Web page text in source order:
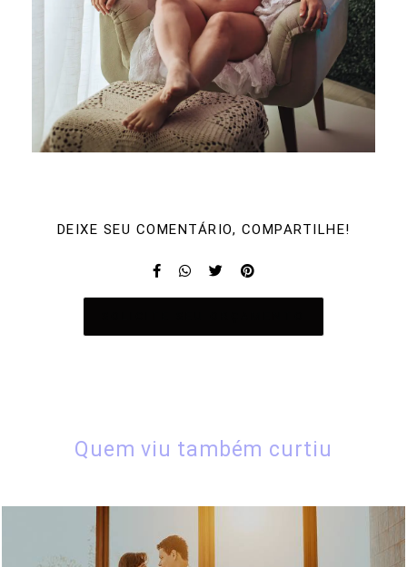
DEIXE SEU COMENTÁRIO, COMPARTILHE!
Quem viu também curtiu